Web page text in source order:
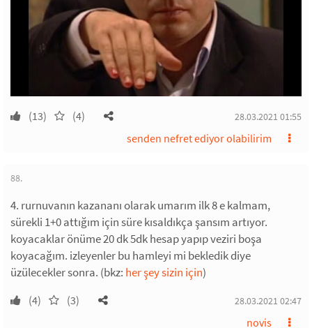
(13) (4) 28.03.2021 01:55
senden nefret ediyor olabilirim
88.
4. rurnuvanın kazananı olarak umarım ilk 8 e kalmam,
sürekli 1+0 attığım için süre kısaldıkça şansım artıyor.
koyacaklar önüme 20 dk 5dk hesap yapıp veziri boşa
koyacağım. izleyenler bu hamleyi mi bekledik diye
üzülecekler sonra. (bkz: her şey sizin için)
(4) (3) 28.03.2021 02:47
novis